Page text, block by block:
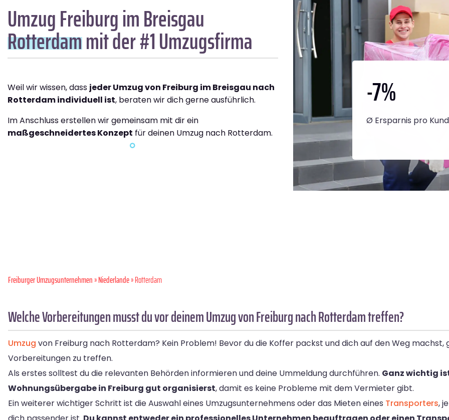
Umzug Freiburg im Breisgau
Rotterdammit der #1 Umzugsfirma
Weil wir wissen, dass jeder Umzug von Freiburg im Breisgau nach
Rotterdam individuell ist, beraten wir dich gerne ausführlich.
Im Anschluss erstellen wir gemeinsam mit dir ein
maßgeschneidertes Konzept für deinen Umzug nach Rotterdam.
-7%
Ø Ersparnis pro
Freiburger Umzugsunternehmen»Niederlande» Rotterdam
Welche Vorbereitungen musst du vor deinem Umzug von Freiburg nach Rotterdam treffen?
Umzug von Freiburg nach Rotterdam? Kein Problem! Bevor du die Koffer packst und dich auf den Weg machst,
Vorbereitungen zu treffen.
Als erstes solltest du die relevanten Behörden informieren und deine Ummeldung durchführen. Ganz wichtig
Wohnungsübergabe in Freiburg gut organisierst, damit es keine Probleme mit dem Vermieter gibt.
Ein weiterer wichtiger Schritt ist die Auswahl eines Umzugsunternehmens oder das Mieten eines Transporters,